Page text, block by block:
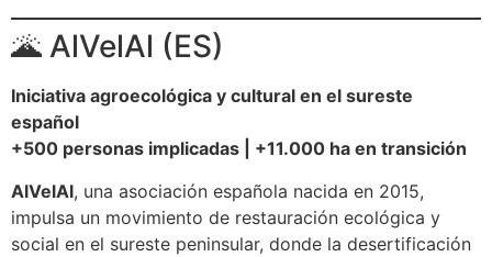
🌋 AlVelAl (ES)
Iniciativa agroecológica y cultural en el sureste
español
+500 personas implicadas | +11.000 ha en transición
AlVelAl, una asociación española nacida en 2015,
impulsa un movimiento de restauración ecológica y
social en el sureste peninsular, donde la desertificación